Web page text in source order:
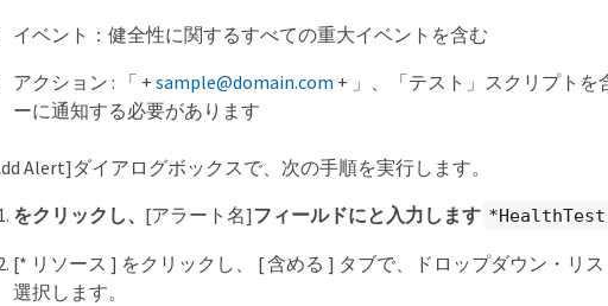
イベント：健全性に関するすべての重大イベントを含む
アクション : 「 + sample@domain.com + 」、「テスト」スクリプトを
ーに通知する必要があります
Alert]ダイアログボックスで、次の手順を実行します。
をクリックし、 [アラート名]フィールドにと入力します *HealthTest
[* リソース ] をクリックし、 [ 含める ] タブで、ドロップダウン・リ
選択します。